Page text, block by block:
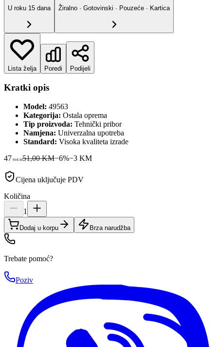
U roku 15 dana
Žiralno · Gotovinski · Pouzeće · Kartica
Lista želja Poredi Podijeli
Kratki opis
Model: 49563
Kategorija: Ostala oprema
Tip proizvoda: Tehnički pribor
Namjena: Univerzalna upotreba
Standard: Visoka kvaliteta izrade
47 90KM51,00 KM−6%−3KM
Cijena uključuje PDV
Količina
1
Dodaj u korpu Brza narudžba
Trebate pomoć?
Poziv